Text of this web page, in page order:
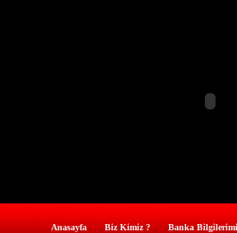
Anasayfa Biz Kimiz ? Banka